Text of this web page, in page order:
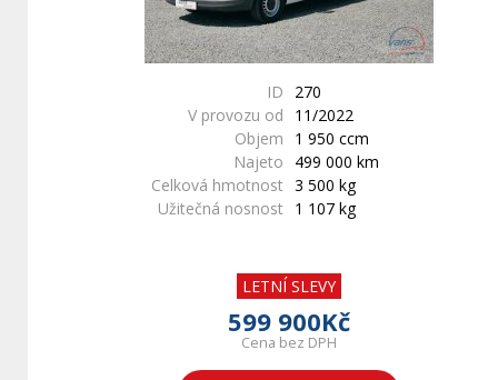
ID
270
V provozu od
11/2022
Objem
1 950 ccm
Najeto
499 000 km
Celková hmotnost 3 500 kg
Užitečná nosnost
1 107 kg
LETNÍ SLEVY
599 900Kč
Cena bez DPH